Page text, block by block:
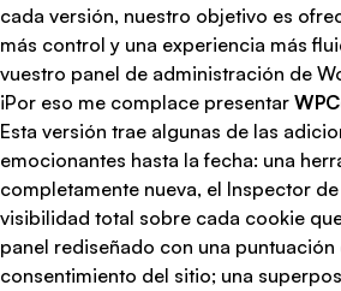
cada versión, nuestro objetivo es
más control y una experiencia más
vuestro panel de administración de
¡Por eso me complace presentar
Esta versión trae algunas de las
emocionantes hasta la fecha: una
completamente nueva, el Inspector
visibilidad total sobre cada cookie
panel rediseñado con una puntuación
consentimiento del sitio; una